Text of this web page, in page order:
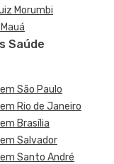
Morumbi
Saúde
São Paulo
Rio de Janeiro
Brasília
Salvador
Santo André